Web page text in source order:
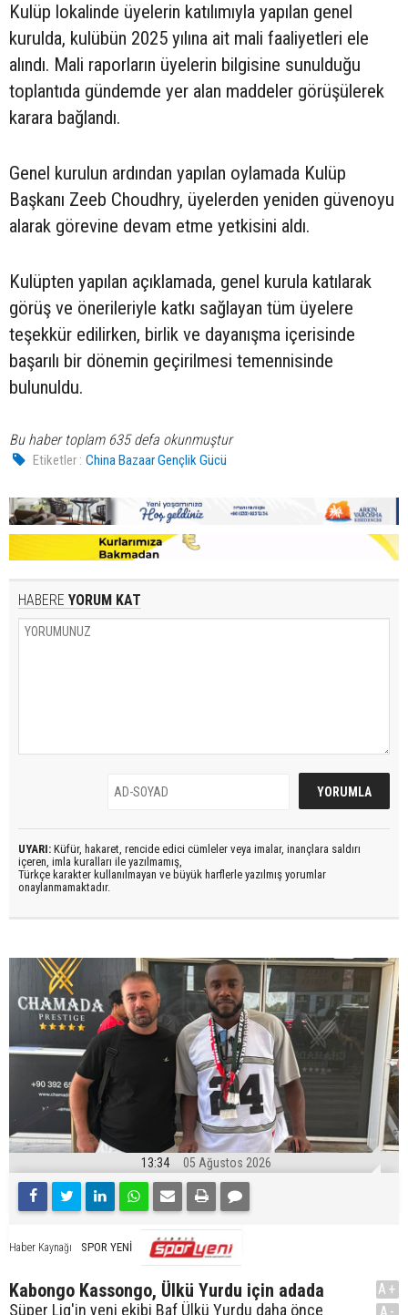
Kulüp lokalinde üyelerin katılımıyla yapılan genel
kurulda, kulübün 2025 yılına ait mali faaliyetleri ele
alındı. Mali raporların üyelerin bilgisine sunulduğu
toplantıda gündemde yer alan maddeler görüşülerek
karara bağlandı.
Genel kurulun ardından yapılan oylamada Kulüp
Başkanı Zeeb Choudhry, üyelerden yeniden güvenoyu
alarak görevine devam etme yetkisini aldı.
Kulüpten yapılan açıklamada, genel kurula katılarak
görüş ve önerileriyle katkı sağlayan tüm üyelere
teşekkür edilirken, birlik ve dayanışma içerisinde
başarılı bir dönemin geçirilmesi temennisinde
bulunuldu.
Bu haber toplam 635 defa okunmuştur
Etiketler : China Bazaar Gençlik Gücü
HABERE YORUM KAT
UYARI: Küfür, hakaret, rencide edici cümleler veya imalar, inançlara saldırı
içeren, imla kuralları ile yazılmamış,
Türkçe karakter kullanılmayan ve büyük harflerle yazılmış yorumlar
onaylanmamaktadır.
13:34 05 Ağustos 2026
Haber Kaynağı SPOR YENİ
Kabongo Kassongo, Ülkü Yurdu için adada
Süper Lig'in yeni ekibi Baf Ülkü Yurdu daha önce
A+